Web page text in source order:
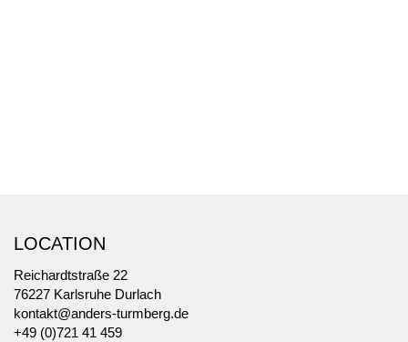
LOCATION
Reichardtstraße 22
76227 Karlsruhe Durlach
kontakt@anders-turmberg.de
+49 (0)721 41 459